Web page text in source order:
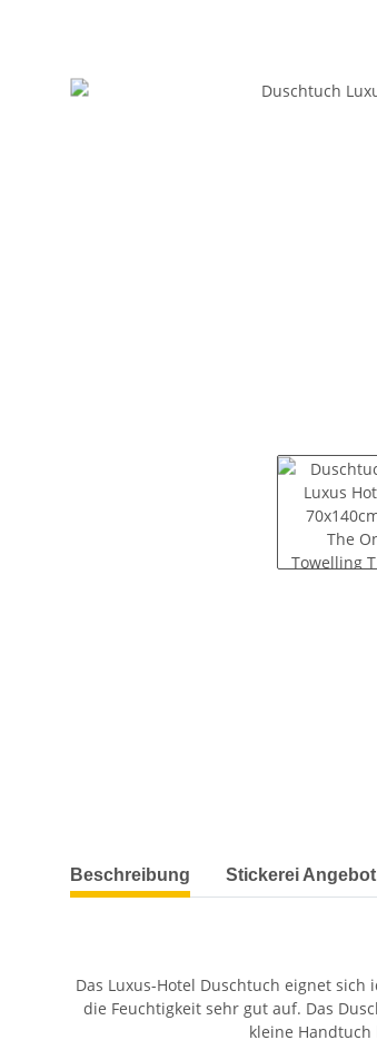
weitere Registerkarten anzeigen
Beschreibung Stickerei
Das Luxus-Hotel Duschtuch eignet
die Feuchtigkeit sehr gut auf. Das
kleine